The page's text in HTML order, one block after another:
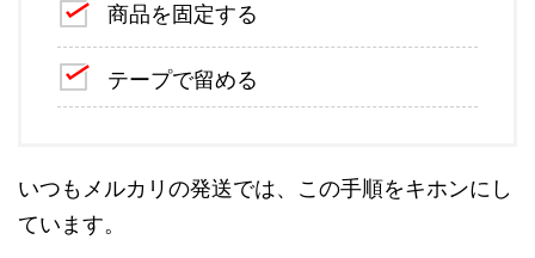
商品を固定する
テープで留める
いつもメルカリの発送では、この手順をキホンにし
ています。